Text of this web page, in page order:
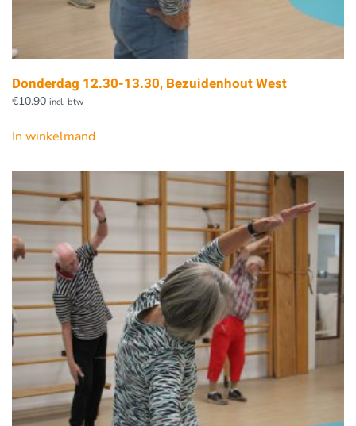
Donderdag 12.30-13.30, Bezuidenhout West
€10.90 incl. btw
In winkelmand